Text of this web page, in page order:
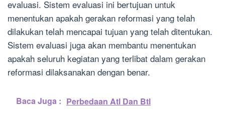
evaluasi. Sistem evaluasi ini bertujuan untuk
menentukan apakah gerakan reformasi yang telah
dilakukan telah mencapai tujuan yang telah ditentukan.
Sistem evaluasi juga akan membantu menentukan
apakah seluruh kegiatan yang terlibat dalam gerakan
reformasi dilaksanakan dengan benar.
Baca Juga : Perbedaan Atl Dan Btl